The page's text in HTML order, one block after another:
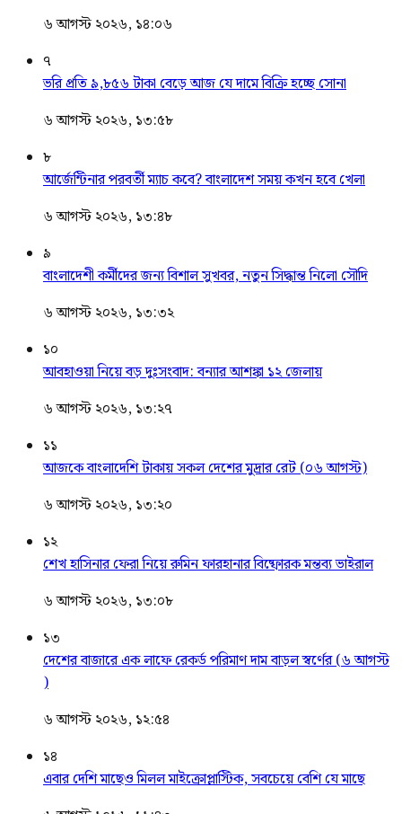
৬ আগস্ট ২০২৬, ১৪:০৬
৭
ভরি প্রতি ৯,৮৫৬ টাকা বেড়ে আজ যে দামে বিক্রি হচ্ছে সোনা
৬ আগস্ট ২০২৬, ১৩:৫৮
৮
আর্জেন্টিনার পরবর্তী ম্যাচ কবে? বাংলাদেশ সময় কখন হবে খেলা
৬ আগস্ট ২০২৬, ১৩:৪৮
৯
বাংলাদেশী কর্মীদের জন্য বিশাল সুখবর, নতুন সিদ্ধান্ত নিলো সৌদি
৬ আগস্ট ২০২৬, ১৩:৩২
১০
আবহাওয়া নিয়ে বড় দুঃসংবাদ: বন্যার আশঙ্কা ১২ জেলায়
৬ আগস্ট ২০২৬, ১৩:২৭
১১
আজকে বাংলাদেশি টাকায় সকল দেশের মুদ্রার রেট (০৬ আগস্ট)
৬ আগস্ট ২০২৬, ১৩:২০
১২
শেখ হাসিনার ফেরা নিয়ে রুমিন ফারহানার বিষ্ফোরক মন্তব্য ভাইরাল
৬ আগস্ট ২০২৬, ১৩:০৮
১৩
দেশের বাজারে এক লাফে রেকর্ড পরিমাণ দাম বাড়ল স্বর্ণের (৬ আগস্ট
)
৬ আগস্ট ২০২৬, ১২:৫৪
১৪
এবার দেশি মাছেও মিলল মাইক্রোপ্লাস্টিক, সবচেয়ে বেশি যে মাছে